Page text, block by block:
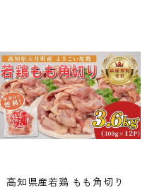
高知県産若鶏 もも角切り